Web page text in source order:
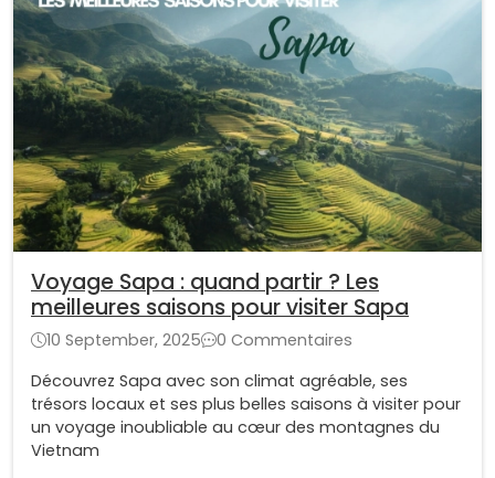
Voyage Sapa : quand partir ? Les
meilleures saisons pour visiter Sapa
10 September, 2025
0 Commentaires
Découvrez Sapa avec son climat agréable, ses
trésors locaux et ses plus belles saisons à visiter pour
un voyage inoubliable au cœur des montagnes du
Vietnam